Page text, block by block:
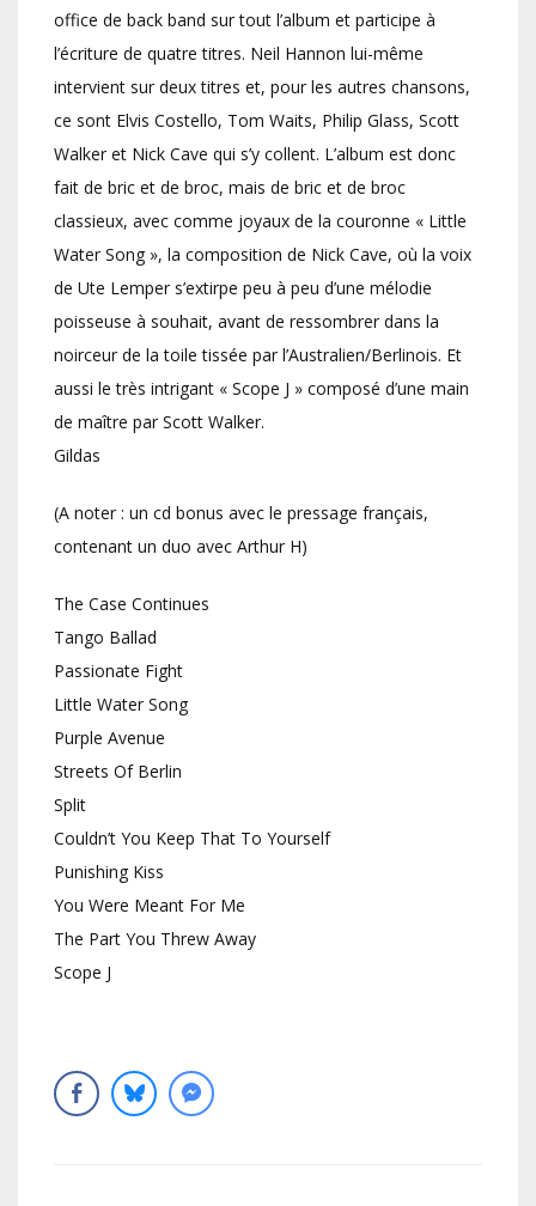
office de back band sur tout l’album et participe à
l’écriture de quatre titres. Neil Hannon lui-même
intervient sur deux titres et, pour les autres chansons,
ce sont Elvis Costello, Tom Waits, Philip Glass, Scott
Walker et Nick Cave qui s’y collent. L’album est donc
fait de bric et de broc, mais de bric et de broc
classieux, avec comme joyaux de la couronne « Little
Water Song », la composition de Nick Cave, où la voix
de Ute Lemper s’extirpe peu à peu d’une mélodie
poisseuse à souhait, avant de ressombrer dans la
noirceur de la toile tissée par l’Australien/Berlinois. Et
aussi le très intrigant « Scope J » composé d’une main
de maître par Scott Walker.
Gildas
(A noter : un cd bonus avec le pressage français,
contenant un duo avec Arthur H)
The Case Continues
Tango Ballad
Passionate Fight
Little Water Song
Purple Avenue
Streets Of Berlin
Split
Couldn’t You Keep That To Yourself
Punishing Kiss
You Were Meant For Me
The Part You Threw Away
Scope J